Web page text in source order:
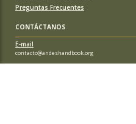
Preguntas Frecuentes
CONTÁCTANOS
E-mail
contacto@andeshandbook.org